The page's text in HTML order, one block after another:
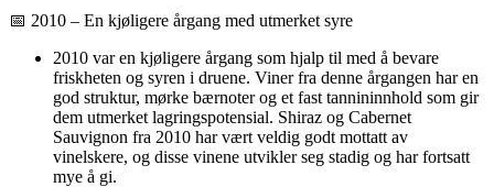
📅 2010 – En kjøligere årgang med utmerket syre
2010 var en kjøligere årgang som hjalp til med å bevare
friskheten og syren i druene. Viner fra denne årgangen har en
god struktur, mørke bærnoter og et fast tannininnhold som gir
dem utmerket lagringspotensial. Shiraz og Cabernet
Sauvignon fra 2010 har vært veldig godt mottatt av
vinelskere, og disse vinene utvikler seg stadig og har fortsatt
mye å gi.